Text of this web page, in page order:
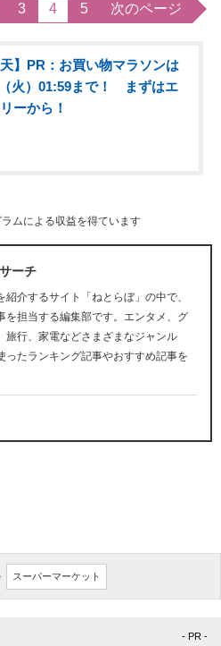
3 4 5 次のページ
天】PR：お買い物マラソンは
火）01:59まで！ まずはエ
ーから！
ムによる収益を得ています
ーチ
紹介するサイト「ねとらぼ」の中で、
を担当する編集部です。エンタメ、グ
旅行、家電などさまざまなジャンル
ったランキング記事やおすすめ記事を
スーパーマーケット
- PR -